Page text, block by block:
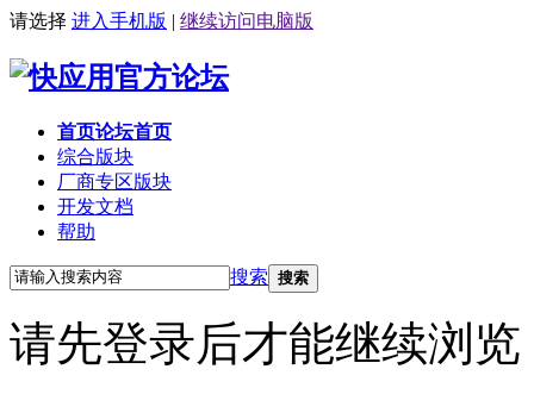
请选择 进入手机版 | 继续访问电脑版
首页论坛首页
综合版块
厂商专区版块
开发文档
帮助
搜索 搜索
请先登录后才能继续浏览